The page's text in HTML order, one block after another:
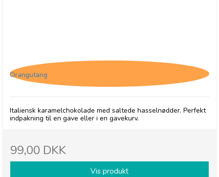
Orangutang
Italiensk karamelchokolade med saltede hasselnødder. Perfekt
indpakning til en gave eller i en gavekurv.
99,00 DKK
Vis produkt